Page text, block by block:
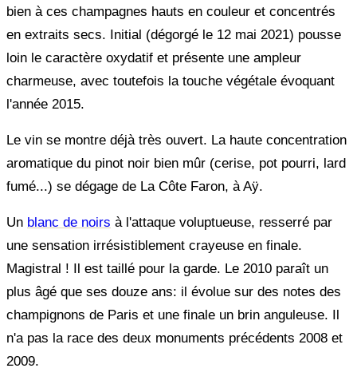
bien à ces champagnes hauts en couleur et concentrés
en extraits secs. Initial (dégorgé le 12 mai 2021) pousse
loin le caractère oxydatif et présente une ampleur
charmeuse, avec toutefois la touche végétale évoquant
l'année 2015.
Le vin se montre déjà très ouvert. La haute concentration
aromatique du pinot noir bien mûr (cerise, pot pourri, lard
fumé...) se dégage de La Côte Faron, à Aÿ.
Un blanc de noirs à l'attaque voluptueuse, resserré par
une sensation irrésistiblement crayeuse en finale.
Magistral ! Il est taillé pour la garde. Le 2010 paraît un
plus âgé que ses douze ans: il évolue sur des notes des
champignons de Paris et une finale un brin anguleuse. Il
n'a pas la race des deux monuments précédents 2008 et
2009.